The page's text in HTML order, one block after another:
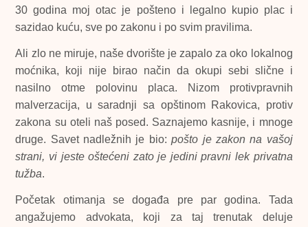
30 godina moj otac je pošteno i legalno kupio plac i
sazidao kuću, sve po zakonu i po svim pravilima.
Ali zlo ne miruje, naše dvorište je zapalo za oko lokalnog
moćnika, koji nije birao način da okupi sebi slične i
nasilno otme polovinu placa. Nizom protivpravnih
malverzacija, u saradnji sa opštinom Rakovica, protiv
zakona su oteli naš posed. Saznajemo kasnije, i mnoge
druge. Savet nadležnih je bio:pošto je zakon na vašoj
strani, vi jeste oštećeni zato je jedini pravni lek privatna
tužba.
Početak otimanja se događa pre par godina. Tada
angažujemo advokata, koji za taj trenutak deluje